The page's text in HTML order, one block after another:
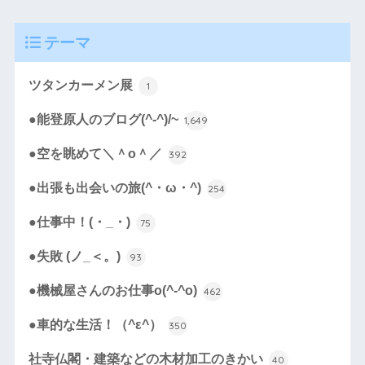
テーマ
ツタンカーメン展 1
●能登原人のブログ(^-^)/~ 1,649
●空を眺めて＼＾o＾／ 392
●出張も出会いの旅(^・ω・^) 254
●仕事中！(・_・) 75
●失敗 (ノ_＜。) 93
●機械屋さんのお仕事o(^-^o) 462
●車的な生活！（^ε^） 350
社寺仏閣・建築などの木材加工のきかい 40